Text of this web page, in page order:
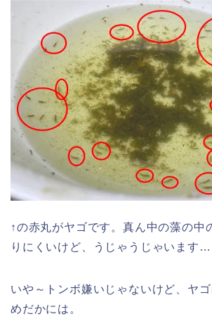
↑の赤丸がヤゴです。真ん中の藻の中
りにくいけど、うじゃうじゃいます…
いや～トンボ嫌いじゃないけど、ヤゴ
めだかには。